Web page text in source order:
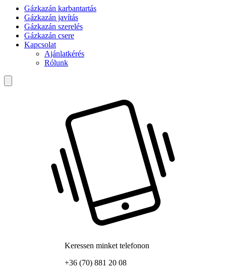
Gázkazán karbantartás
Gázkazán javítás
Gázkazán szerelés
Gázkazán csere
Kapcsolat
Ajánlatkérés
Rólunk
Keressen minket telefonon
+36 (70) 881 20 08